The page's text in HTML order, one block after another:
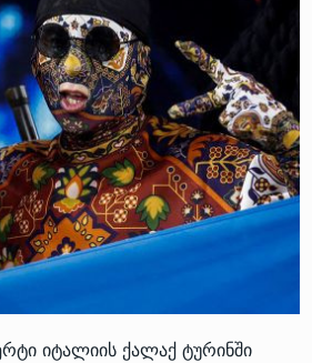
იტალიის ქალაქ ტურინში